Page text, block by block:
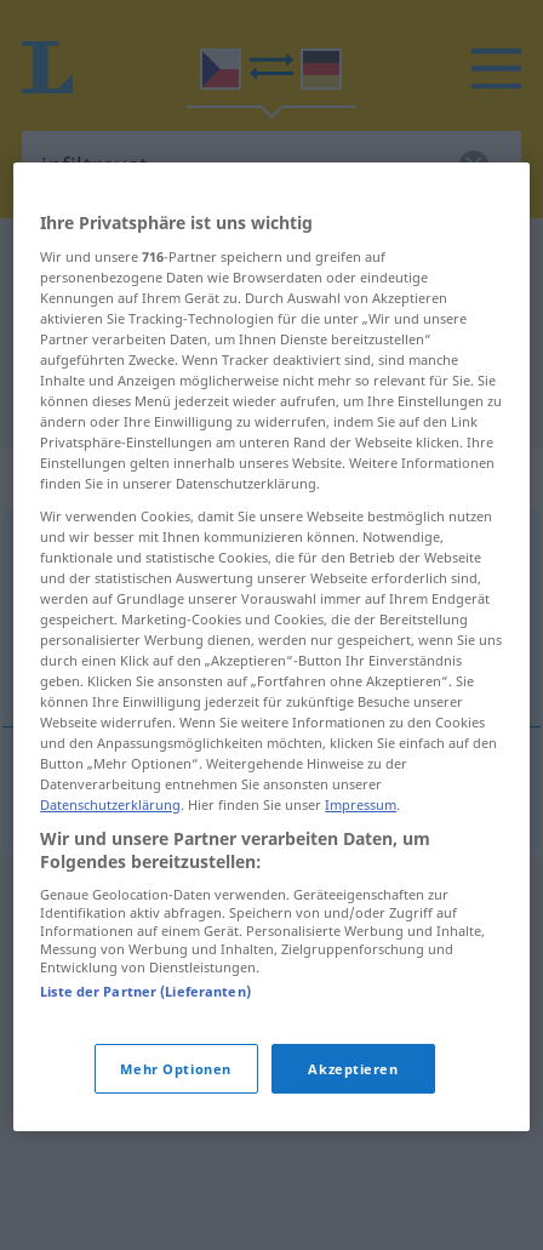
Tschechisch-Deutsch Wörterbuch infiltrovat
Tschechisch-Deutsch Übersetzung
für "infiltrovat"
"infiltrovat" Deutsch Übersetzung
„infiltrovat“
infiltrovat <(im)pf;-ruji>
Übersicht aller Übersetzungen
(Für mehr Details die Übersetzung anklicken/antippen)
infiltrieren
infiltrieren infiltrovat
Ihre Privatsphäre ist uns wichtig
Wir und unsere716-Partner speichern und greifen auf
personenbezogene Daten wie Browserdaten oder eindeutige
Kennungen auf Ihrem Gerät zu. Durch Auswahl von Akzeptieren
aktivieren Sie Tracking-Technologien für die unter „Wir und unsere
Partner verarbeiten Daten, um Ihnen Dienste bereitzustellen“
aufgeführten Zwecke. Wenn Tracker deaktiviert sind, sind manche
Inhalte und Anzeigen möglicherweise nicht mehr so relevant für Sie. Sie
können dieses Menü jederzeit wieder aufrufen, um Ihre Einstellungen zu
ändern oder Ihre Einwilligung zu widerrufen, indem Sie auf den Link
Privatsphäre-Einstellungen am unteren Rand der Webseite klicken. Ihre
Einstellungen gelten innerhalb unseres Website. Weitere Informationen
finden Sie in unserer Datenschutzerklärung.
Wir verwenden Cookies, damit Sie unsere Webseite bestmöglich nutzen
und wir besser mit Ihnen kommunizieren können. Notwendige,
funktionale und statistische Cookies, die für den Betrieb der Webseite
und der statistischen Auswertung unserer Webseite erforderlich sind,
werden auf Grundlage unserer Vorauswahl immer auf Ihrem Endgerät
gespeichert. Marketing-Cookies und Cookies, die der Bereitstellung
personalisierter Werbung dienen, werden nur gespeichert, wenn Sie uns
durch einen Klick auf den „Akzeptieren“-Button Ihr Einverständnis
geben. Klicken Sie ansonsten auf „Fortfahren ohne Akzeptieren“. Sie
können Ihre Einwilligung jederzeit für zukünftige Besuche unserer
Webseite widerrufen. Wenn Sie weitere Informationen zu den Cookies
und den Anpassungsmöglichkeiten möchten, klicken Sie einfach auf den
Button „Mehr Optionen“. Weitergehende Hinweise zu der
Datenverarbeitung entnehmen Sie ansonsten unserer
Datenschutzerklärung. Hier finden Sie unserImpressum.
Wir und unsere Partner verarbeiten Daten, um
Folgendes bereitzustellen:
Genaue Geolocation-Daten verwenden. Geräteeigenschaften zur
Identifikation aktiv abfragen. Speichern von und/oder Zugriff auf
Informationen auf einem Gerät. Personalisierte Werbung und Inhalte,
Messung von Werbung und Inhalten, Zielgruppenforschung und
Entwicklung von Dienstleistungen.
Liste der Partner (Lieferanten)
Mehr Optionen Akzeptieren